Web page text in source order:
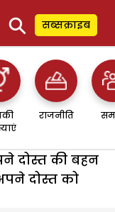
⚲ सब्सक्राइब
राजनीति
दोस्त की बहन
दोस्त को